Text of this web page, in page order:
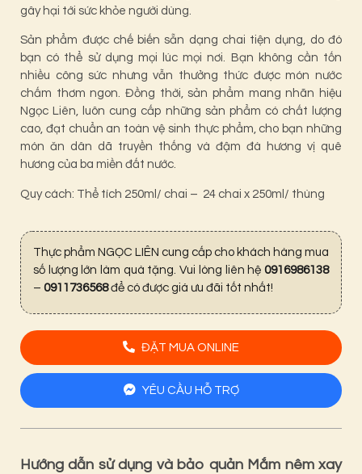
gây hại tới sức khỏe người dùng.
Sản phẩm được chế biến sẵn dạng chai tiện dụng, do đó
bạn có thể sử dụng mọi lúc mọi nơi. Bạn không cần tốn
nhiều công sức nhưng vẫn thưởng thức được món nước
chấm thơm ngon. Đồng thời, sản phẩm mang nhãn hiệu
Ngọc Liên, luôn cung cấp những sản phẩm có chất lượng
cao, đạt chuẩn an toàn vệ sinh thực phẩm, cho bạn những
món ăn dân dã truyền thống và đậm đà hương vị quê
hương của ba miền đất nước.
Quy cách: Thể tích 250ml/ chai – 24 chai x 250ml/ thùng
Thực phẩm NGỌC LIÊN cung cấp cho khách hàng mua
số lượng lớn làm quà tặng. Vui lòng liên hệ 0916986138
– 0911736568để có được giá ưu đãi tốt nhất!
ĐẶT MUA ONLINE
YÊU CẦU HỖ TRỢ
Hướng dẫn sử dụng và bảo quản Mắm nêm xay